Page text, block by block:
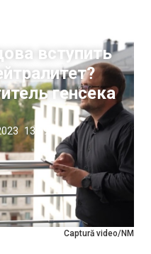
Captură video/NM
вступить
генсека
13:59